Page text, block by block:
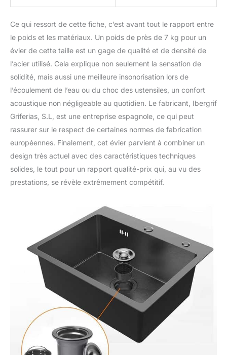
Ce qui ressort de cette fiche, c’est avant tout le rapport entre
le poids et les matériaux. Un poids de près de 7 kg pour un
évier de cette taille est un gage de qualité et de densité de
l’acier utilisé. Cela explique non seulement la sensation de
solidité, mais aussi une meilleure insonorisation lors de
l’écoulement de l’eau ou du choc des ustensiles, un confort
acoustique non négligeable au quotidien. Le fabricant, Ibergrif
Griferias, S.L, est une entreprise espagnole, ce qui peut
rassurer sur le respect de certaines normes de fabrication
européennes. Finalement, cet évier parvient à combiner un
design très actuel avec des caractéristiques techniques
solides, le tout pour un rapport qualité-prix qui, au vu des
prestations, se révèle extrêmement compétitif.